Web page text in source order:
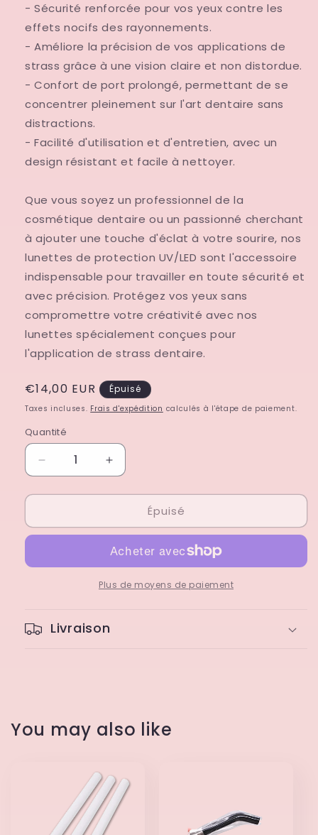
- Sécurité renforcée pour vos yeux contre les
effets nocifs des rayonnements.
- Améliore la précision de vos applications de
strass grâce à une vision claire et non distordue.
- Confort de port prolongé, permettant de se
concentrer pleinement sur l'art dentaire sans
distractions.
- Facilité d'utilisation et d'entretien, avec un
design résistant et facile à nettoyer.
Que vous soyez un professionnel de la
cosmétique dentaire ou un passionné cherchant
à ajouter une touche d'éclat à votre sourire, nos
lunettes de protection UV/LED sont l'accessoire
indispensable pour travailler en toute sécurité et
avec précision. Protégez vos yeux sans
compromettre votre créativité avec nos
lunettes spécialement conçues pour
l'application de strass dentaire.
Prix
habituel
€14,00 EUR Épuisé
Taxes incluses. Frais d'expédition calculés à l'étape de paiement.
Quantité
Quantité
Réduire
la
quantité
Lunette
UV/LED
Strass
Augmenter
la
quantité
Lunette
Protection
UV/LED
pour
Strass
Épuisé
Plus de moyens de paiement
Livraison
You may also like